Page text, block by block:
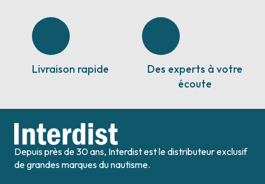
Livraison rapide
Des experts à votre
écoute
Depuis près de 30 ans, Interdist est le distributeur exclusif
de grandes marques du nautisme.